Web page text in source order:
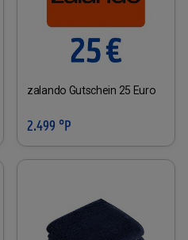
zalando Gutschein 25 Euro
2.499 °P